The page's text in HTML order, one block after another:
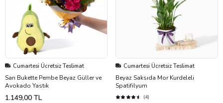
Cumartesi Ücretsiz Teslimat
Sarı Bukette Pembe Beyaz Güller ve
Avokado Yastık
1.149,00 TL
Cumartesi Ücretsiz Teslimat
Beyaz Saksıda Mor Kurdeleli
Spatifilyum
(4)